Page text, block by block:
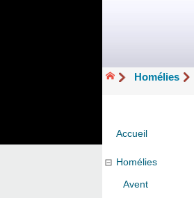
Homélies
Accueil
Homélies
Avent